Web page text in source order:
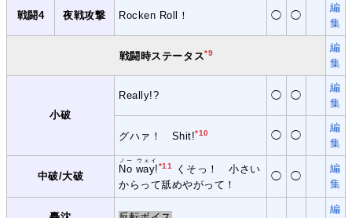
戦闘4 夜戦攻撃 Rocken Roll！ ◯ ◯
編
集
戦闘時ステータス*9
編
集
小破
Really!? ◯ ◯
編
集
グハァ！ Shit!*10 ◯ ◯
編
集
中破/大破
No way!
ノー ウェイ
*11
くそっ！ 小さい
からって舐めやがって！
◯ ◯
編
集
編